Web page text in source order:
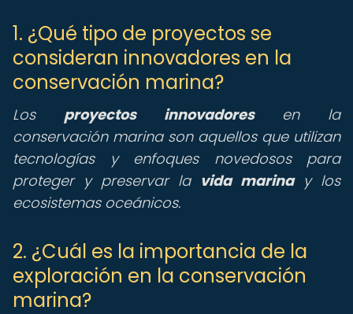
1. ¿Qué tipo de proyectos se
consideran innovadores en la
conservación marina?
Los proyectos innovadoresen la
conservación marina son aquellos que utilizan
tecnologías y enfoques novedosos para
proteger y preservar la vida marinay los
ecosistemas oceánicos.
2. ¿Cuál es la importancia de la
exploración en la conservación
marina?